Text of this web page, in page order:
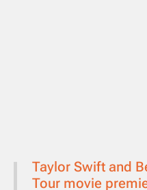
Taylor Swift and
Tour movie